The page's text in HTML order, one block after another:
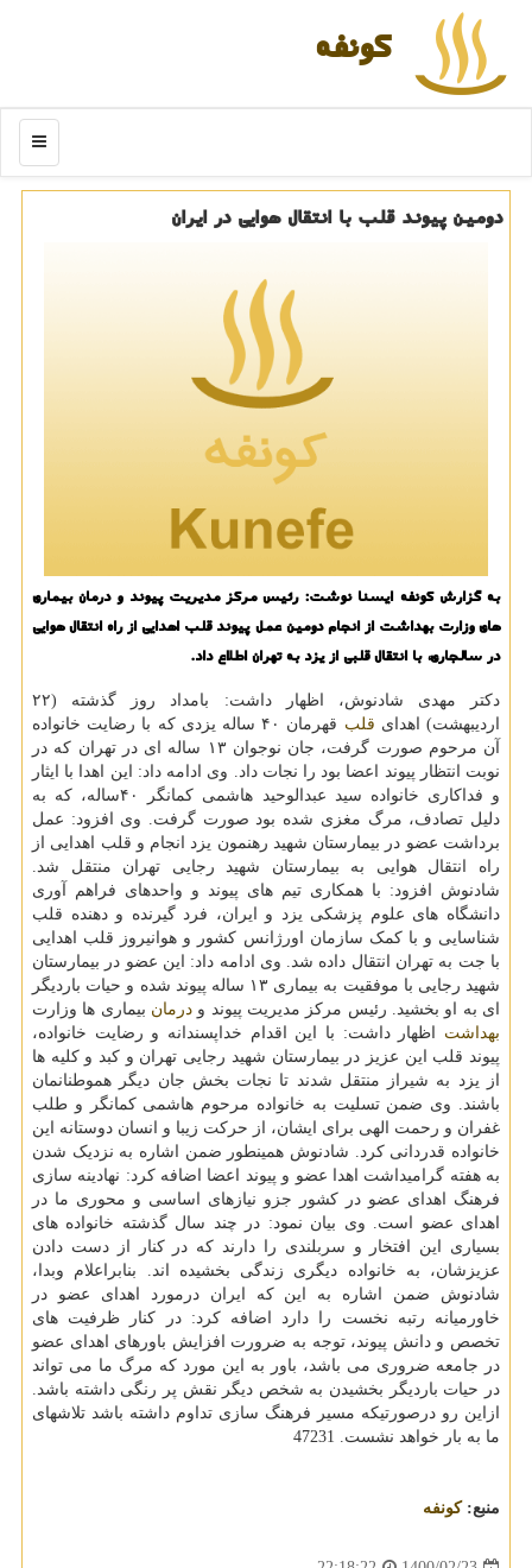
كونفه
منو
دومین پیوند قلب با انتقال هوایی در ایران
به گزارش کونفه ایسنا نوشت: رئیس مرکز مدیریت پیوند و درمان بیماری
های وزارت بهداشت از انجام دومین عمل پیوند قلب اهدایی از راه انتقال هوایی
در سالجاری، با انتقال قلبی از یزد به تهران اطلاع داد.
دکتر مهدی شادنوش، اظهار داشت: بامداد روز گذشته (۲۲
اردیبهشت) اهدای قلب
قهرمان ۴۰ ساله یزدی که با رضایت خانواده
آن مرحوم صورت گرفت، جان نوجوان ۱۳ ساله ای در تهران که در
نوبت انتظار پیوند اعضا بود را نجات داد. وی ادامه داد: این اهدا با ایثار
و فداکاری خانواده سید عبدالوحید هاشمی کمانگر ۴۰ساله، که به
دلیل تصادف، مرگ مغزی شده بود صورت گرفت. وی افزود: عمل
برداشت عضو در بیمارستان شهید رهنمون یزد انجام و قلب اهدایی از
راه انتقال هوایی به بیمارستان شهید رجایی تهران منتقل شد.
شادنوش افزود: با همکاری تیم های پیوند و واحدهای فراهم آوری
دانشگاه های علوم پزشکی یزد و ایران، فرد گیرنده و دهنده قلب
شناسایی و با کمک سازمان اورژانس کشور و هوانیروز قلب اهدایی
با جت به تهران انتقال داده شد. وی ادامه داد: این عضو در بیمارستان
شهید رجایی با موفقیت به بیماری ۱۳ ساله پیوند شده و حیات باردیگر
ای به او بخشید. رئیس مرکز مدیریت پیوند و درمان بیماری ها وزارت
بهداشت اظهار داشت: با این اقدام خداپسندانه و رضایت خانواده،
پیوند قلب این عزیز در بیمارستان شهید رجایی تهران و کبد و کلیه ها
از یزد به شیراز منتقل شدند تا نجات بخش جان دیگر هموطنانمان
باشند. وی ضمن تسلیت به خانواده مرحوم هاشمی کمانگر و طلب
غفران و رحمت الهی برای ایشان، از حرکت زیبا و انسان دوستانه این
خانواده قدردانی کرد. شادنوش همینطور ضمن اشاره به نزدیک شدن
به هفته گرامیداشت اهدا عضو و پیوند اعضا اضافه کرد: نهادینه سازی
فرهنگ اهدای عضو در کشور جزو نیازهای اساسی و محوری ما در
اهدای عضو است. وی بیان نمود: در چند سال گذشته خانواده های
بسیاری این افتخار و سربلندی را دارند که در کنار از دست دادن
عزیزشان، به خانواده دیگری زندگی بخشیده اند. بنابراعلام وبدا،
شادنوش ضمن اشاره به این که ایران درمورد اهدای عضو در
خاورمیانه رتبه نخست را دارد اضافه کرد: در کنار ظرفیت های
تخصص و دانش پیوند، توجه به ضرورت افزایش باورهای اهدای عضو
در جامعه ضروری می باشد، باور به این مورد که مرگ ما می تواند
در حیات باردیگر بخشیدن به شخص دیگر نقش پر رنگی داشته باشد.
ازاین رو درصورتیکه مسیر فرهنگ سازی تداوم داشته باشد تلاشهای
ما به بار خواهد نشست. 47231
منبع:كونفه